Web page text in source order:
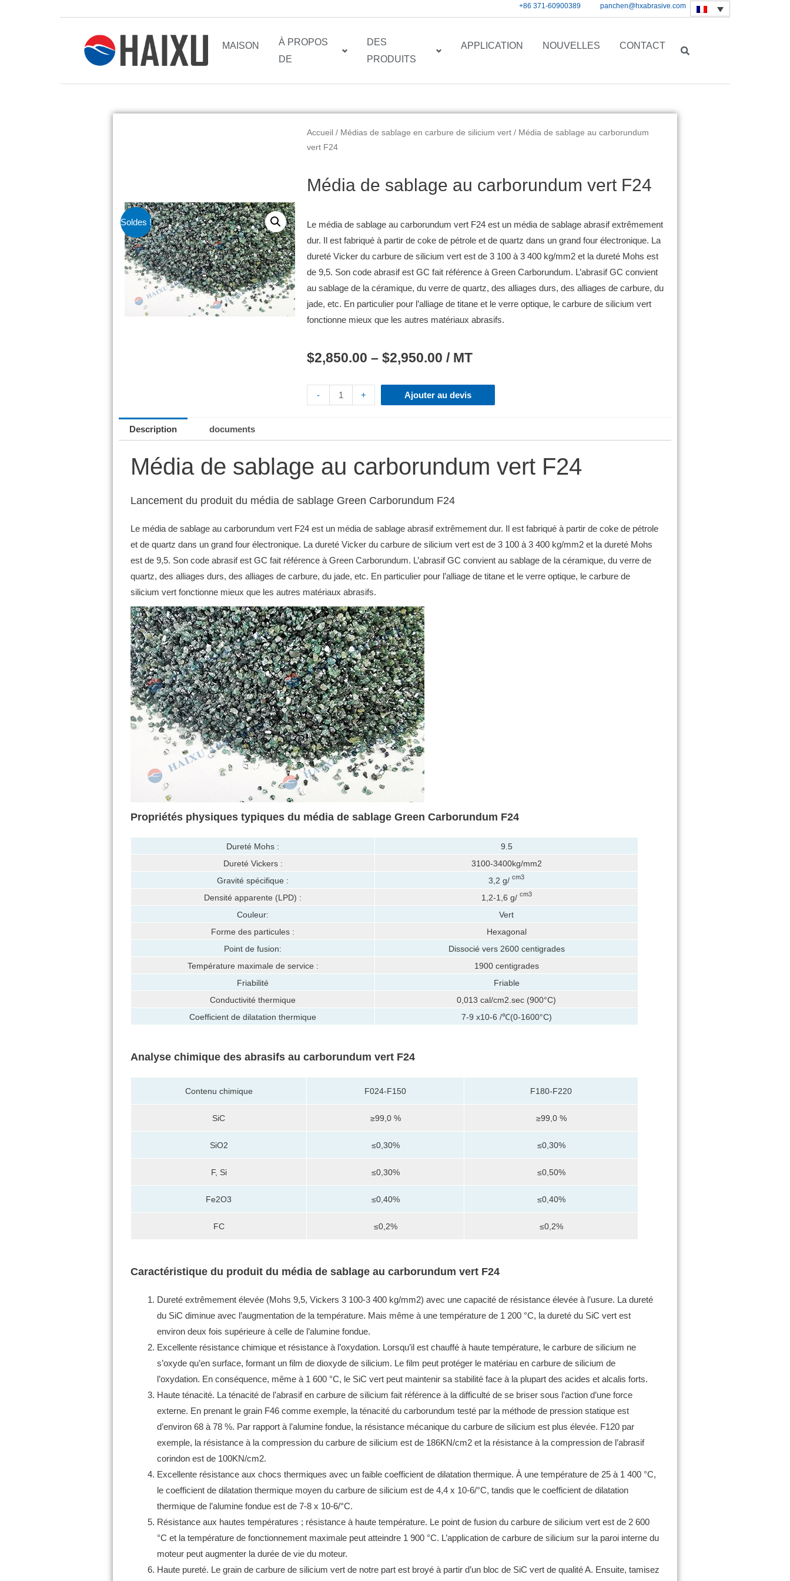
+86 371-60900389 panchen@hxabrasive.com
MAISON
À PROPOS
DE
DES
PRODUITS
APPLICATION NOUVELLES CONTACT
Soldes !
Accueil / Médias de sablage en carbure de silicium vert / Média de sablage au carborundum
vert F24
Média de sablage au carborundum vert F24
Le média de sablage au carborundum vert F24 est un média de sablage abrasif extrêmement
dur. Il est fabriqué à partir de coke de pétrole et de quartz dans un grand four électronique. La
dureté Vicker du carbure de silicium vert est de 3 100 à 3 400 kg/mm2 et la dureté Mohs est
de 9,5. Son code abrasif est GC fait référence à Green Carborundum. L’abrasif GC convient
au sablage de la céramique, du verre de quartz, des alliages durs, des alliages de carbure, du
jade, etc. En particulier pour l’alliage de titane et le verre optique, le carbure de silicium vert
fonctionne mieux que les autres matériaux abrasifs.
$2,850.00 –$2,950.00 / MT
- + Ajouter au devis
Description documents
Média de sablage au carborundum vert F24
Lancement du produit du média de sablage Green Carborundum F24
Le média de sablage au carborundum vert F24 est un média de sablage abrasif extrêmement dur. Il est fabriqué à partir de coke de pétrole
et de quartz dans un grand four électronique. La dureté Vicker du carbure de silicium vert est de 3 100 à 3 400 kg/mm2 et la dureté Mohs
est de 9,5. Son code abrasif est GC fait référence à Green Carborundum. L’abrasif GC convient au sablage de la céramique, du verre de
quartz, des alliages durs, des alliages de carbure, du jade, etc. En particulier pour l’alliage de titane et le verre optique, le carbure de
silicium vert fonctionne mieux que les autres matériaux abrasifs.
Propriétés physiques typiques du média de sablage Green Carborundum F24
Dureté Mohs :
9.5
Dureté Vickers :
3100-3400kg/mm2
Gravité spécifique :
3,2 g/ cm3
Densité apparente (LPD) : 1,2-1,6 g/ cm3
Couleur:
Vert
Forme des particules :
Hexagonal
Point de fusion:
Dissocié vers 2600 centigrades
Température maximale de service :
1900 centigrades
Friabilité
Friable
Conductivité thermique
0,013 cal/cm2.sec (900°C)
Coefficient de dilatation thermique
7-9 x10-6 /℃(0-1600°C)
Analyse chimique des abrasifs au carborundum vert F24
Contenu chimique F024-F150 F180-F220
SiC ≥99,0 % ≥99,0 %
SiO2 ≤0,30% ≤0,30%
F, Si ≤0,30% ≤0,50%
Fe2O3 ≤0,40% ≤0,40%
FC ≤0,2% ≤0,2%
Caractéristique du produit du média de sablage au carborundum vert F24
Dureté extrêmement élevée (Mohs 9,5, Vickers 3 100-3 400 kg/mm2) avec une capacité de résistance élevée à l’usure. La dureté
du SiC diminue avec l’augmentation de la température. Mais même à une température de 1 200 °C, la dureté du SiC vert est
environ deux fois supérieure à celle de l’alumine fondue.
Excellente résistance chimique et résistance à l’oxydation. Lorsqu’il est chauffé à haute température, le carbure de silicium ne
s’oxyde qu’en surface, formant un film de dioxyde de silicium. Le film peut protéger le matériau en carbure de silicium de
l’oxydation. En conséquence, même à 1 600 °C, le SiC vert peut maintenir sa stabilité face à la plupart des acides et alcalis forts.
Haute ténacité. La ténacité de l’abrasif en carbure de silicium fait référence à la difficulté de se briser sous l’action d’une force
externe. En prenant le grain F46 comme exemple, la ténacité du carborundum testé par la méthode de pression statique est
d’environ 68 à 78 %. Par rapport à l’alumine fondue, la résistance mécanique du carbure de silicium est plus élevée. F120 par
exemple, la résistance à la compression du carbure de silicium est de 186KN/cm2 et la résistance à la compression de l’abrasif
corindon est de 100KN/cm2.
Excellente résistance aux chocs thermiques avec un faible coefficient de dilatation thermique. À une température de 25 à 1 400 °C,
le coefficient de dilatation thermique moyen du carbure de silicium est de 4,4 x 10-6/°C, tandis que le coefficient de dilatation
thermique de l’alumine fondue est de 7-8 x 10-6/°C.
Résistance aux hautes températures ; résistance à haute température. Le point de fusion du carbure de silicium vert est de 2 600
°C et la température de fonctionnement maximale peut atteindre 1 900 °C. L’application de carbure de silicium sur la paroi interne du
moteur peut augmenter la durée de vie du moteur.
Haute pureté. Le grain de carbure de silicium vert de notre part est broyé à partir d’un bloc de SiC vert de qualité A. Ensuite, tamisez